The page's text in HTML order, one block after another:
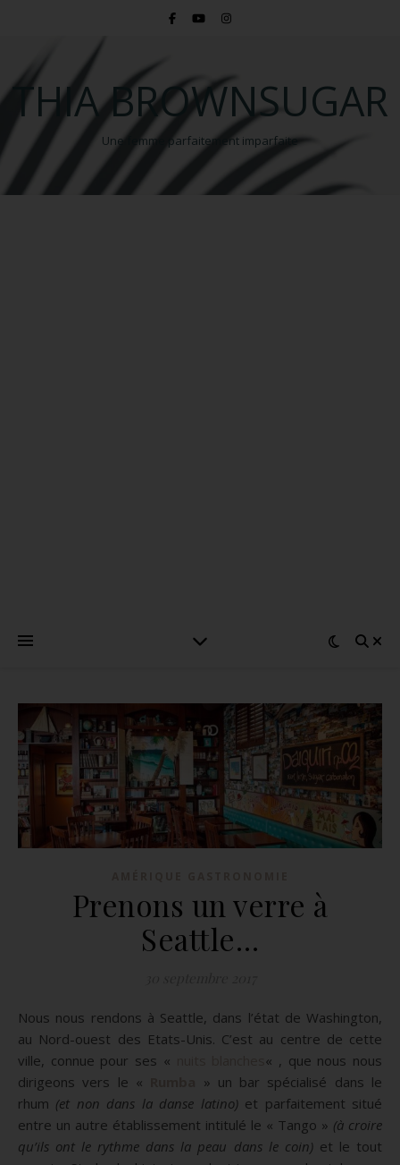
THIA BROWNSUGAR
Une femme parfaitement imparfaite
Prenons un verre à
Seattle…
Nous nous rendons à Seattle, dans l’état de Washington,
au Nord-ouest des Etats-Unis. C’est au centre de cette
ville, connue pour ses «
« , que nous nous
dirigeons vers le «
» un bar spécialisé dans le
rhum (et non dans la danse latino)et parfaitement situé
entre un autre établissement intitulé le « Tango » (à croire
qu’ils ont le rythme dans la peau dans le coin)et le tout